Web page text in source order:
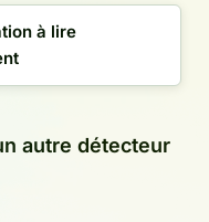
à lire
autre détecteur